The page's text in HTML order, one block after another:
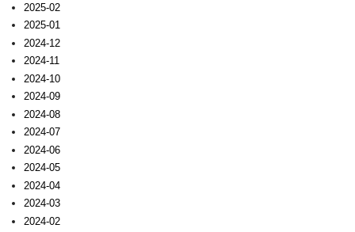
2025-02
2025-01
2024-12
2024-11
2024-10
2024-09
2024-08
2024-07
2024-06
2024-05
2024-04
2024-03
2024-02